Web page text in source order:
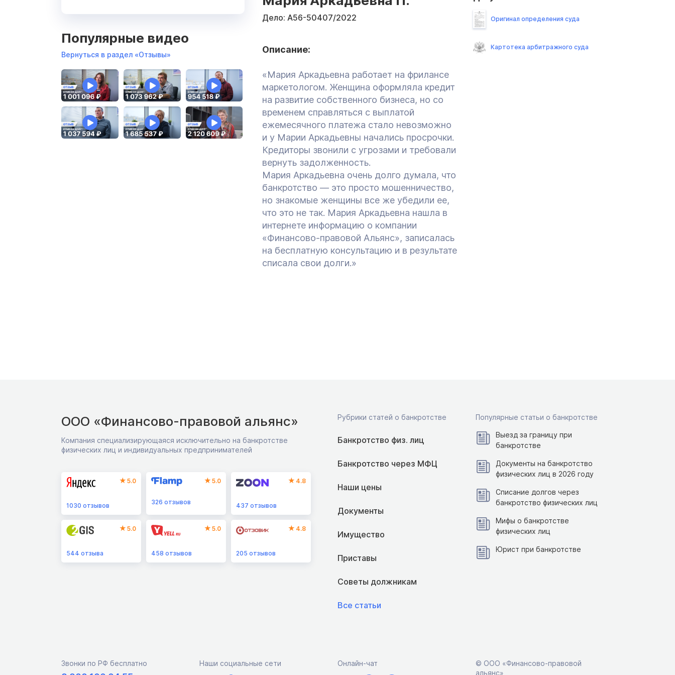
Популярные видео
Вернуться в раздел «Отзывы»
Дело: А56-50407/2022
Описание:
«Мария Аркадьевна работает на фрилансе
маркетологом. Женщина оформляла кредит
на развитие собственного бизнеса, но со
временем справляться с выплатой
ежемесячного платежа стало невозможно
и у Марии Аркадьевны начались просрочки.
Кредиторы звонили с угрозами и требовали
вернуть задолженность.
Мария Аркадьевна очень долго думала, что
банкротство — это просто мошенничество,
но знакомые женщины все же убедили ее,
что это не так. Мария Аркадьевна нашла в
интернете информацию о компании
«Финансово-правовой Альянс», записалась
на бесплатную консультацию и в результате
списала свои долги.»
Оригинал определения суда
Картотека арбитражного суда
ООО «Финансово-правовой альянс»
Компания специализирующаяся исключительно на банкротстве
физических лиц и индивидуальных предпринимателей
5.0
1030 отзывов
5.0
326 отзывов
4.8
437 отзывов
5.0
544 отзыва
5.0
458 отзывов
4.8
205 отзывов
Рубрики статей о банкротстве
Банкротство физ. лиц
Банкротство через МФЦ
Наши цены
Документы
Имущество
Приставы
Советы должникам
Все статьи
Популярные статьи о банкротстве
Выезд за границу при
банкротстве
Документы на банкротство
физических лиц в 2026 году
Списание долгов через
банкротство физических лиц
Мифы о банкротстве
физических лиц
Юрист при банкротстве
Звонки по РФ бесплатно Наши социальные сети Онлайн-чат
© ООО «Финансово-правовой
альянс»